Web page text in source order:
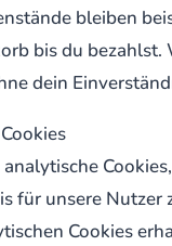
bleiben
bis du bezahlst.
dein
für unsere Nutzer
Cookies